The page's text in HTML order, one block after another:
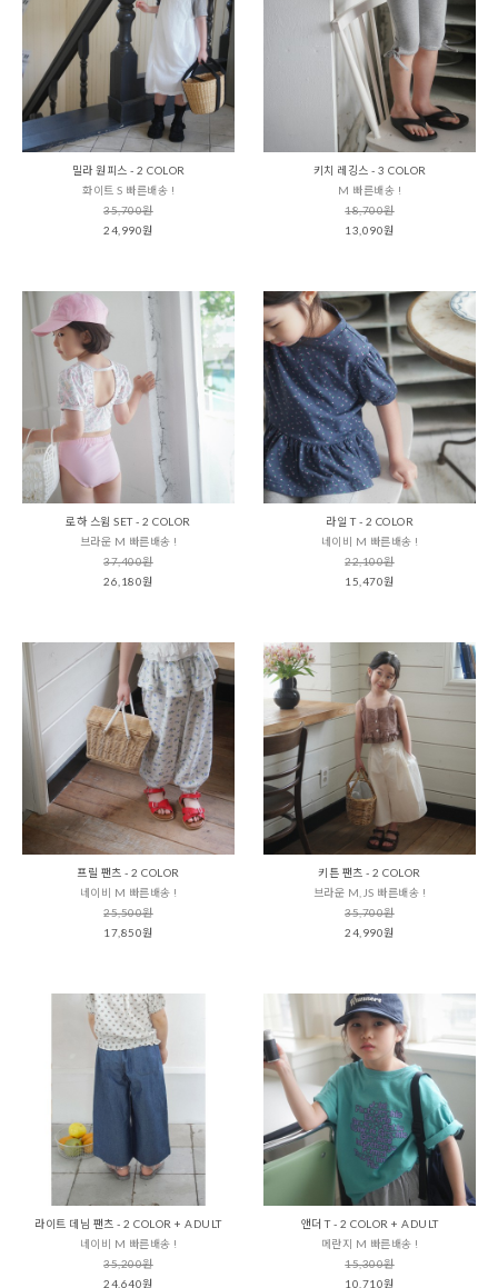
밀라 원피스 - 2 COLOR
화이트 S 빠른배송 !
35,700원
24,990원
키치 레깅스 - 3 COLOR
M 빠른배송 !
18,700원
13,090원
로하 스윔 SET - 2 COLOR
브라운 M 빠른배송 !
37,400원
26,180원
라일 T - 2 COLOR
네이비 M 빠른배송 !
22,100원
15,470원
프릴 팬츠 - 2 COLOR
네이비 M 빠른배송 !
25,500원
17,850원
키튼 팬츠 - 2 COLOR
브라운 M,JS 빠른배송 !
35,700원
24,990원
라이트 데님 팬츠 - 2 COLOR + ADULT
네이비 M 빠른배송 !
35,200원
24,640원
앤더 T - 2 COLOR + ADULT
메란지 M 빠른배송 !
15,300원
10,710원